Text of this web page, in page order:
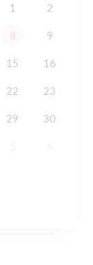
1 2
8 9
15 16
22 23
29 30